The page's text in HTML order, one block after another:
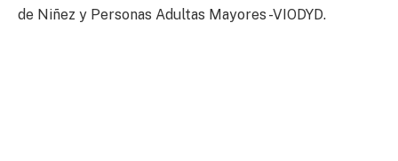
de Niñez y Personas Adultas Mayores -VIODYD.